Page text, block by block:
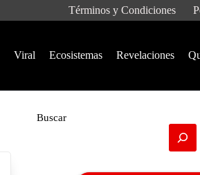
Términos y Condiciones
Viral Ecosistemas Revelaciones
Buscar